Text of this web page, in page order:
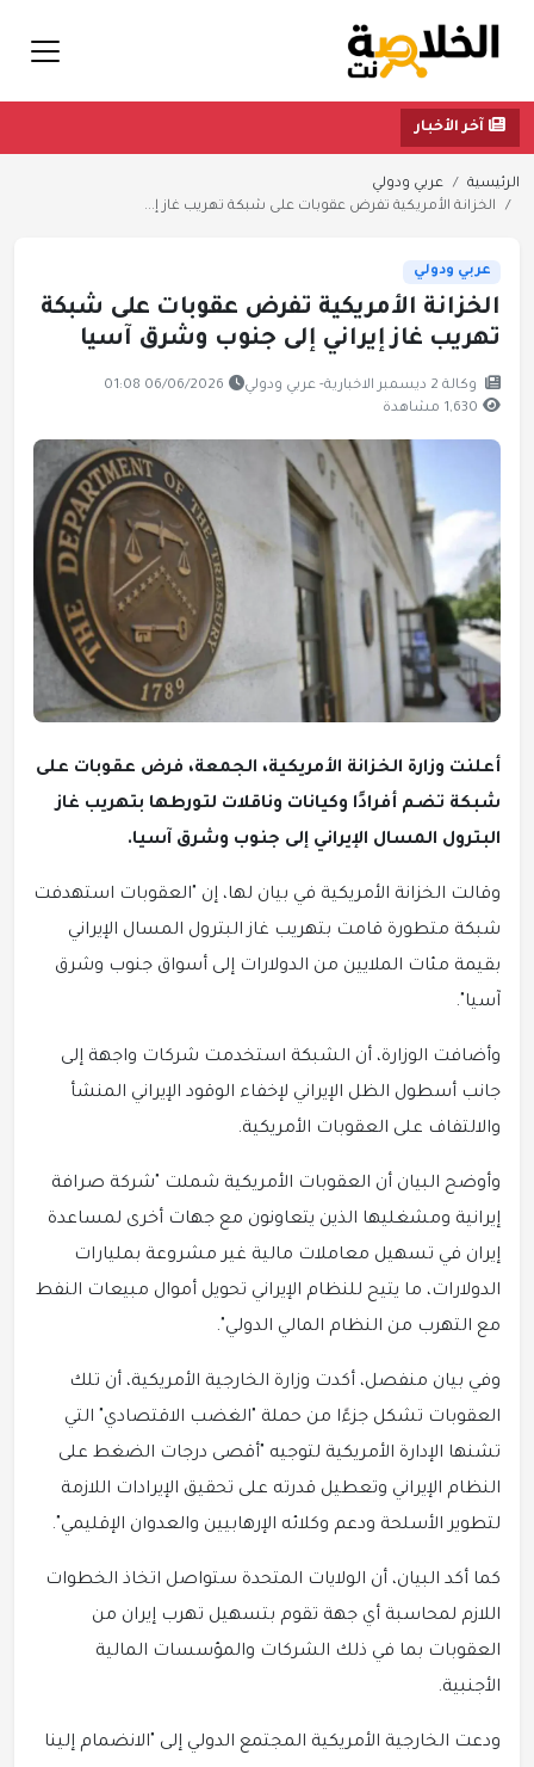
آخر الأخبار
الرئيسية
عربي ودولي
الخزانة الأمريكية تفرض عقوبات على شبكة تهريب غاز إ...
عربي ودولي
الخزانة الأمريكية تفرض عقوبات على شبكة
تهريب غاز إيراني إلى جنوب وشرق آسيا
وكالة 2 ديسمبر الاخبارية- عربي ودولي
06/06/2026 01:08
1,630 مشاهدة
أعلنت وزارة الخزانة الأمريكية، الجمعة، فرض عقوبات على
شبكة تضم أفرادًا وكيانات وناقلات لتورطها بتهريب غاز
البترول المسال الإيراني إلى جنوب وشرق آسيا.
وقالت الخزانة الأمريكية في بيان لها، إن "العقوبات استهدفت
شبكة متطورة قامت بتهريب غاز البترول المسال الإيراني
بقيمة مئات الملايين من الدولارات إلى أسواق جنوب وشرق
آسيا".
وأضافت الوزارة، أن الشبكة استخدمت شركات واجهة إلى
جانب أسطول الظل الإيراني لإخفاء الوقود الإيراني المنشأ
والالتفاف على العقوبات الأمريكية.
وأوضح البيان أن العقوبات الأمريكية شملت "شركة صرافة
إيرانية ومشغليها الذين يتعاونون مع جهات أخرى لمساعدة
إيران في تسهيل معاملات مالية غير مشروعة بمليارات
الدولارات، ما يتيح للنظام الإيراني تحويل أموال مبيعات النفط
مع التهرب من النظام المالي الدولي".
وفي بيان منفصل، أكدت وزارة الخارجية الأمريكية، أن تلك
العقوبات تشكل جزءًا من حملة "الغضب الاقتصادي" التي
تشنها الإدارة الأمريكية لتوجيه "أقصى درجات الضغط على
النظام الإيراني وتعطيل قدرته على تحقيق الإيرادات اللازمة
لتطوير الأسلحة ودعم وكلائه الإرهابيين والعدوان الإقليمي".
كما أكد البيان، أن الولايات المتحدة ستواصل اتخاذ الخطوات
اللازم لمحاسبة أي جهة تقوم بتسهيل تهرب إيران من
العقوبات بما في ذلك الشركات والمؤسسات المالية
الأجنبية.
ودعت الخارجية الأمريكية المجتمع الدولي إلى "الانضمام إلينا